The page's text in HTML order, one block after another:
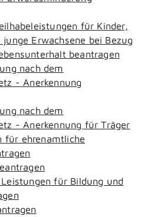
für Kinder,
Erwachsene bei Bezug
beantragen
nach dem
- Anerkennung
nach dem
- Anerkennung für Träger
für ehrenamtliche
für Bildung und